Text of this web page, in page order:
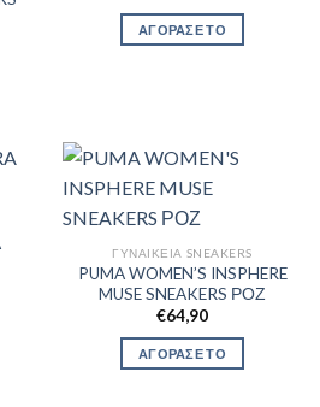
ΑΓΟΡΑΣΕ ΤΟ
ΓΥΝΑΙΚΕΊΑ SNEAKERS
PUMA WOMEN’S INSPHERE
MUSE SNEAKERS ΡΟΖ
€64,90
ΑΓΟΡΑΣΕ ΤΟ